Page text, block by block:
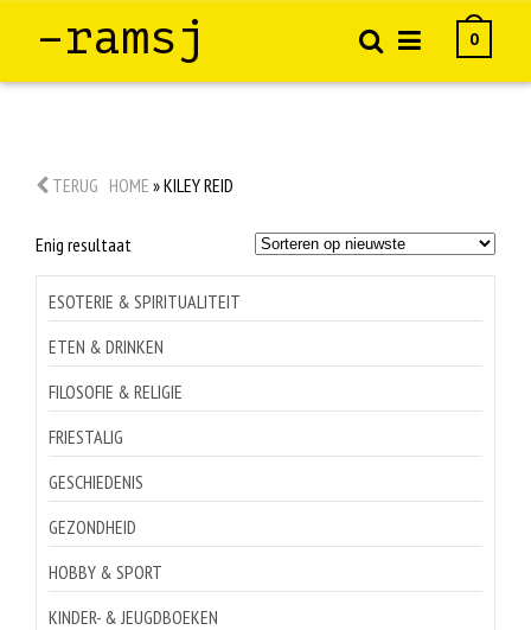
–ramsj 0
TERUG HOME »KILEY REID
Enig resultaat
ESOTERIE & SPIRITUALITEIT
ETEN & DRINKEN
FILOSOFIE & RELIGIE
FRIESTALIG
GESCHIEDENIS
GEZONDHEID
HOBBY & SPORT
KINDER- & JEUGDBOEKEN